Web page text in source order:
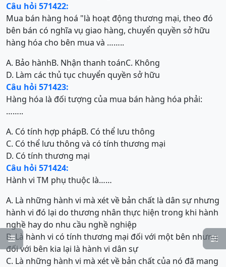


Câu hỏi 571422:
Mua bán hàng hoá "là hoạt động thương mại, theo đó
bên bán có nghĩa vụ giao hàng, chuyển quyền sở hữu
hàng hóa cho bên mua và ……..
A. Bảo hànhB. Nhận thanh toánC. Không
D. Làm các thủ tục chuyển quyền sở hữu
Câu hỏi 571423:
Hàng hóa là đối tượng của mua bán hàng hóa phải:
……..
A. Có tính hợp phápB. Có thể lưu thông
C. Có thể lưu thông và có tính thương mại
D. Có tính thương mại
Câu hỏi 571424:
Hành vi TM phụ thuộc là……
A. Là những hành vi mà xét về bản chất là dân sự nhưng
hành vi đó lại do thương nhân thực hiện trong khi hành
nghề hay do nhu cầu nghề nghiệp
B. Là hành vi có tính thương mại đối với một bên nhưng
đối với bên kia lại là hành vi dân sự
C. Là những hành vi mà xét về bản chất của nó đã mang